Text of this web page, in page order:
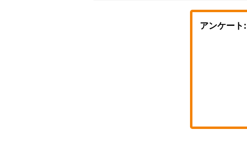
アンケート